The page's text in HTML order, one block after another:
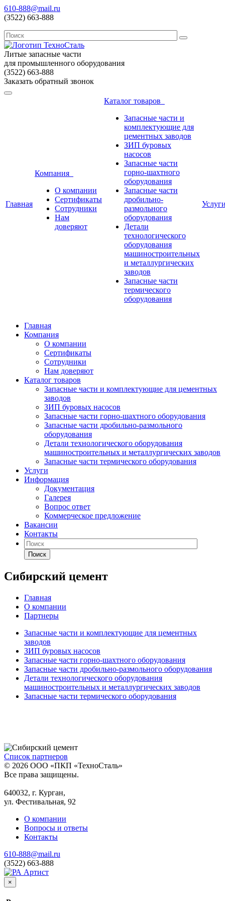
610-888@mail.ru
(3522) 663-888
Литые запасные части
для промышленного оборудования
(3522) 663-888
Заказать обратный звонок
Главная
Компания
О компании
Сертификаты
Сотрудники
Нам
доверяют
Каталог товаров
Запасные части и
комплектующие для
цементных заводов
ЗИП буровых
насосов
Запасные части
горно-шахтного
оборудования
Запасные части
дробильно-
размольного
оборудования
Детали
технологического
оборудования
машиностроительных
и металлургических
заводов
Запасные части
термического
оборудования
Главная
Компания
О компании
Сертификаты
Сотрудники
Нам доверяют
Каталог товаров
Запасные части и комплектующие для цементных
заводов
ЗИП буровых насосов
Запасные части горно-шахтного оборудования
Запасные части дробильно-размольного
оборудования
Детали технологического оборудования
машиностроительных и металлургических заводов
Запасные части термического оборудования
Услуги
Информация
Документация
Галерея
Вопрос ответ
Коммерческое предложение
Вакансии
Контакты
Поиск
Сибирский цемент
Главная
О компании
Партнеры
Запасные части и комплектующие для цементных
заводов
ЗИП буровых насосов
Запасные части горно-шахтного оборудования
Запасные части дробильно-размольного оборудования
Детали технологического оборудования
машиностроительных и металлургических заводов
Запасные части термического оборудования
Список партнеров
© 2026 ООО «ПКП «ТехноСталь»
Все права защищены.
640032, г. Курган,
ул. Фестивальная, 92
О компании
Вопросы и ответы
Контакты
610-888@mail.ru
(3522) 663-888
×